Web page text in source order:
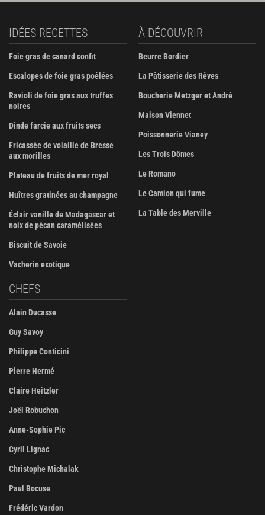
IDÉES RECETTES
Foie gras de canard confit
Escalopes de foie gras poêlées
Ravioli de foie gras aux truffes
noires
Dinde farcie aux fruits secs
Fricassée de volaille de Bresse
aux morilles
Plateau de fruits de mer royal
Huîtres gratinées au champagne
Éclair vanille de Madagascar et
noix de pécan caramélisées
Biscuit de Savoie
Vacherin exotique
À DÉCOUVRIR
Beurre Bordier
La Pâtisserie des Rêves
Boucherie Metzger et André
Maison Viennet
Poissonnerie Vianey
Les Trois Dômes
Le Romano
Le Camion qui fume
La Table des Merville
CHEFS
Alain Ducasse
Guy Savoy
Philippe Conticini
Pierre Hermé
Claire Heitzler
Joël Robuchon
Anne-Sophie Pic
Cyril Lignac
Christophe Michalak
Paul Bocuse
Frédéric Vardon